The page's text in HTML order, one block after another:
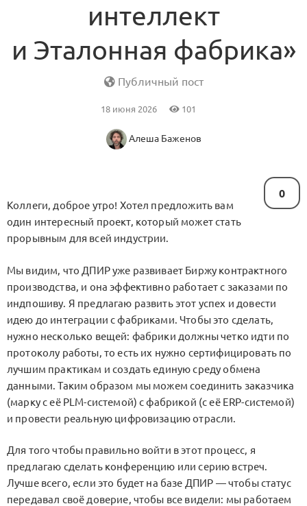
интеллект
и Эталонная фабрика»
Публичный пост
18 июня 2026 101
Алеша Баженов
0
Коллеги, доброе утро! Хотел предложить вам
один интересный проект, который может стать
прорывным для всей индустрии.
Мы видим, что ДПИР уже развивает Биржу контрактного
производства, и она эффективно работает с заказами по
индпошиву. Я предлагаю развить этот успех и довести
идею до интеграции с фабриками. Чтобы это сделать,
нужно несколько вещей: фабрики должны четко идти по
протоколу работы, то есть их нужно сертифицировать по
лучшим практикам и создать единую среду обмена
данными. Таким образом мы можем соединить заказчика
(марку с её PLM-системой) с фабрикой (с её ERP-системой)
и провести реальную цифровизацию отрасли.
Для того чтобы правильно войти в этот процесс, я
предлагаю сделать конференцию или серию встреч.
Лучше всего, если это будет на базе ДПИР — чтобы статус
передавал своё доверие, чтобы все видели: мы работаем